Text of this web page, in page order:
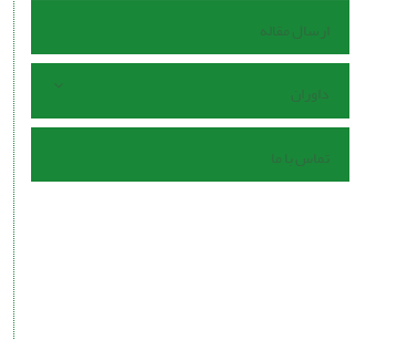
ارسال مقاله
داوران
تماس با ما